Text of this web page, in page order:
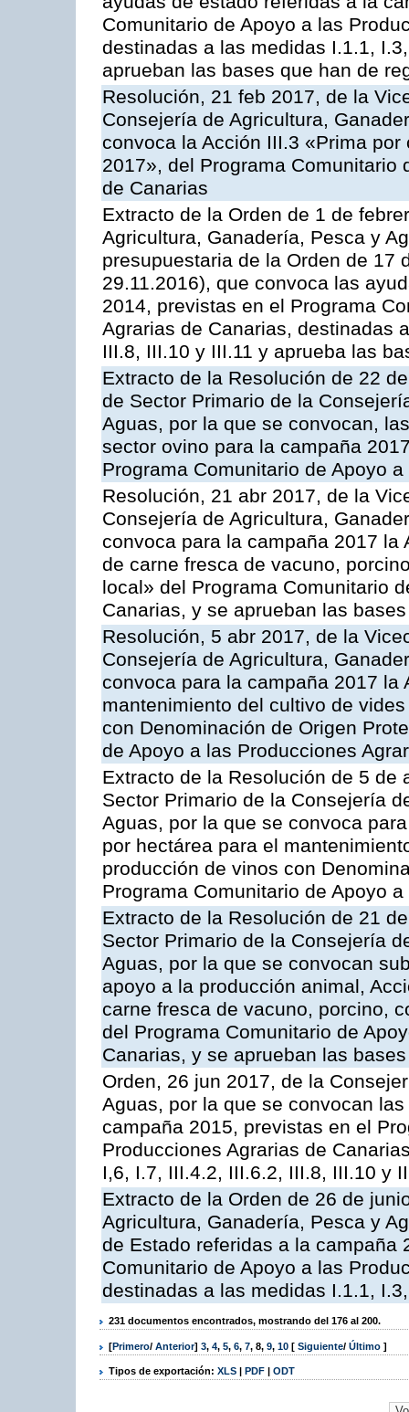
Comunitario de Apoyo a las
destinadas a las medidas I.1.1,
aprueban las bases que han de
Resolución, 21 feb 2017, de la
Consejería de Agricultura,
convoca la Acción III.3 «Prima
2017», del Programa Comunitario
de Canarias
Extracto de la Orden de 1 de
Agricultura, Ganadería, Pesca y
presupuestaria de la Orden de 17
29.11.2016), que convoca las
2014, previstas en el Programa
Agrarias de Canarias, destinadas
III.8, III.10 y III.11 y aprueba las
Extracto de la Resolución de 22
de Sector Primario de la
Aguas, por la que se convocan,
sector ovino para la campaña
Programa Comunitario de Apoyo
Resolución, 21 abr 2017, de la
Consejería de Agricultura,
convoca para la campaña 2017
de carne fresca de vacuno,
local» del Programa Comunitario
Canarias, y se aprueban las
Resolución, 5 abr 2017, de la
Consejería de Agricultura,
convoca para la campaña 2017
mantenimiento del cultivo de
con Denominación de Origen
de Apoyo a las Producciones
Extracto de la Resolución de 5
Sector Primario de la Consejería
Aguas, por la que se convoca
por hectárea para el
producción de vinos con
Programa Comunitario de Apoyo
Extracto de la Resolución de 21
Sector Primario de la Consejería
Aguas, por la que se convocan
apoyo a la producción animal,
carne fresca de vacuno, porcino,
del Programa Comunitario de
Canarias, y se aprueban las
Orden, 26 jun 2017, de la
Aguas, por la que se convocan
campaña 2015, previstas en el
Producciones Agrarias de
I,6, I.7, III.4.2, III.6.2, III.8, III.10 y
Extracto de la Orden de 26 de
Agricultura, Ganadería, Pesca y
de Estado referidas a la campaña
Comunitario de Apoyo a las
destinadas a las medidas I.1.1,
231 documentos encontrados, mostrando del 176 al 200.
[Primero/ Anterior] 3, 4, 5, 6, 7, 8, 9, 10 [ Siguiente/ Último ]
Tipos de exportación: XLS | PDF | ODT